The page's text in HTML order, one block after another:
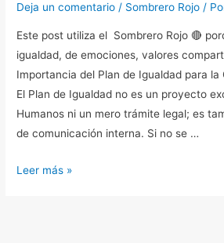
Deja un comentario / Sombrero Rojo /
Este post utiliza el Sombrero Rojo 🔴
igualdad, de emociones, valores
Importancia del Plan de Igualdad para
El Plan de Igualdad no es un proyecto
Humanos ni un mero trámite legal; es
de comunicación interna. Si no se …
debes
saber
Leer más »